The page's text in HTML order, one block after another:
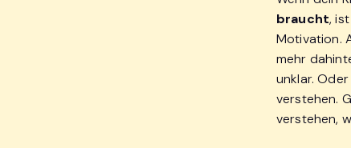
braucht,
Motivation.
mehr
unklar.
verstehen.
verstehen,